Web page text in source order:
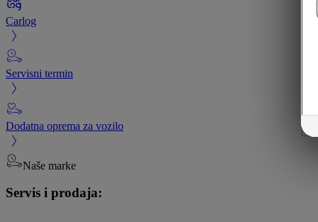
Carlog
Servisni termin
Dodatna oprema za vozilo
Naše marke
Servis i prodaja: